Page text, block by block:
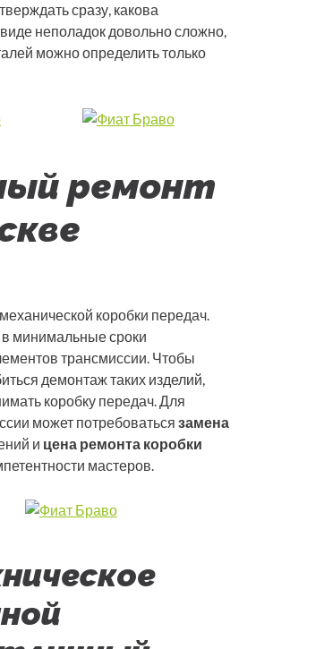
сразу, какова
неполадок довольно сложно,
можно определить только
ремонт
коробки передач.
в минимальные сроки
трансмиссии. Чтобы
демонтаж таких изделий,
коробку передач. Для
может потребоваться замена
и цена ремонта коробки
мастеров.